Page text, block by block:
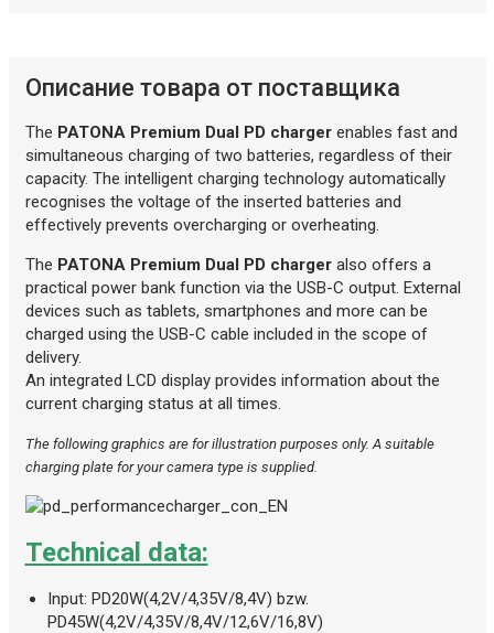
Описание товара от поставщика
The PATONA Premium Dual PD chargerenables fast and
simultaneous charging of two batteries, regardless of their
capacity. The intelligent charging technology automatically
recognises the voltage of the inserted batteries and
effectively prevents overcharging or overheating.
The PATONA Premium Dual PD chargeralso offers a
practical power bank function via the USB-C output. External
devices such as tablets, smartphones and more can be
charged using the USB-C cable included in the scope of
delivery.
An integrated LCD display provides information about the
current charging status at all times.
The following graphics are for illustration purposes only. A suitable
charging plate for your camera type is supplied.
Technical data:
Input: PD20W(4,2V/4,35V/8,4V) bzw.
PD45W(4,2V/4,35V/8,4V/12,6V/16,8V)